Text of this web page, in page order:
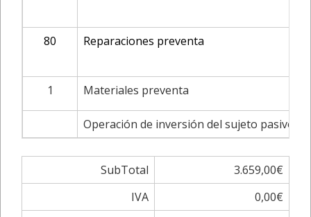
80 Reparaciones preventa
1 Materiales preventa
Operación de inversión del sujeto pasivo
SubTotal
3.659,00€
IVA
0,00€